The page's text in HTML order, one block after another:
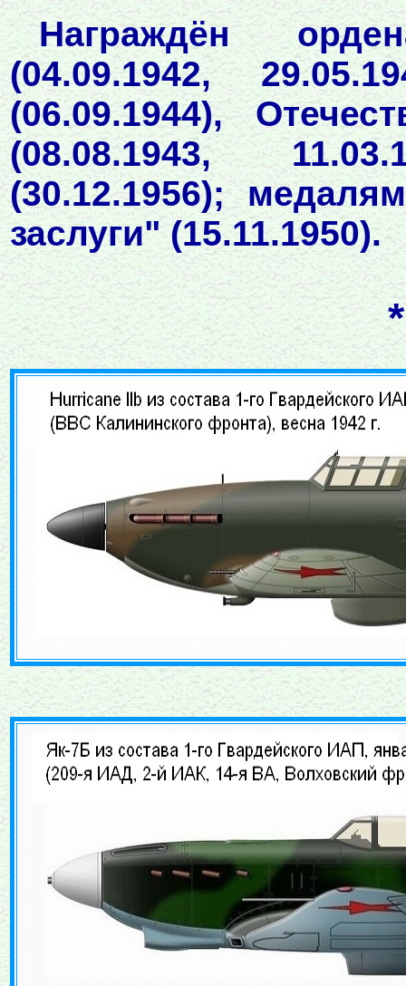
Награждён
(04.09.1942,
(06.09.1944),
(08.08.1943,
(30.12.1956);
заслуги" (15.11.1950).